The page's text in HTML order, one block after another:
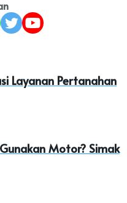
Layanan Pertanahan
Motor? Simak